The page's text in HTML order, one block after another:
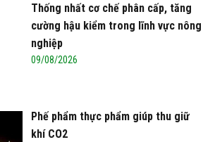
Thống nhất cơ chế phân cấp, tăng
cường hậu kiểm trong lĩnh vực nông
nghiệp
09/08/2026
Phế phẩm thực phẩm giúp thu giữ
khí CO2